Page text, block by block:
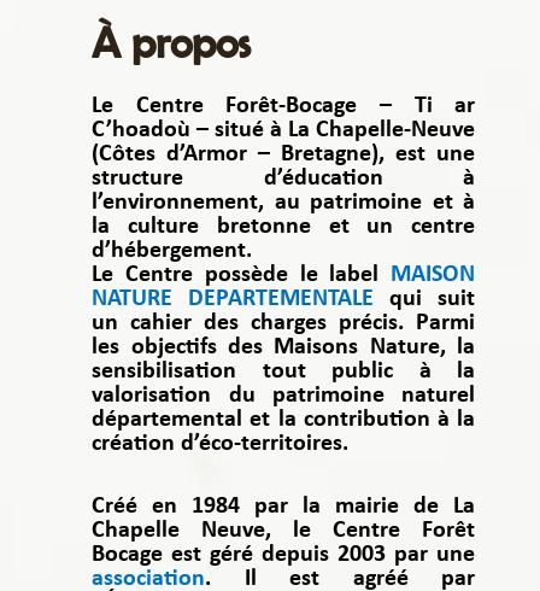
À propos
Le Centre Forêt-Bocage – Ti ar
C’hoadoù – situé à La Chapelle-Neuve
(Côtes d’Armor – Bretagne), est une
structure d’éducation à
l’environnement, au patrimoine et à
la culture bretonne et un centre
d’hébergement.
Le Centre possède le label MAISON
NATURE DEPARTEMENTALE qui suit
un cahier des charges précis. Parmi
les objectifs des Maisons Nature, la
sensibilisation tout public à la
valorisation du patrimoine naturel
départemental et la contribution à la
création d’éco-territoires.
Créé en 1984 par la mairie de La
Chapelle Neuve, le Centre Forêt
Bocage est géré depuis 2003 par une
association. Il est agréé par